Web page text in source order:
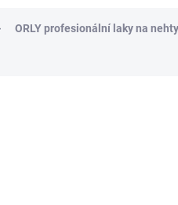
ORLY profesionální laky na